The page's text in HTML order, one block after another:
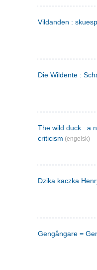
Vildanden :
Die Wildente :
The wild duck : a
criticism (engelsk)
Dzika kaczka
Gengångare =